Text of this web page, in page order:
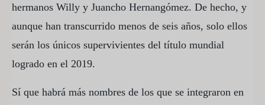
hermanos Willy y Juancho Hernangómez. De hecho, y
aunque han transcurrido menos de seis años, solo ellos
serán los únicos supervivientes del título mundial
logrado en el 2019.
Sí que habrá más nombres de los que se integraron en